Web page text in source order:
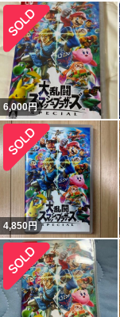
6,000円
4,850円